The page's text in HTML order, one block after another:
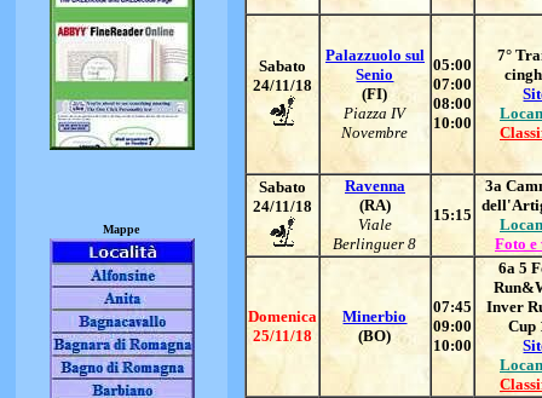
Sabato
24/11/18
Palazzuolo sul
Senio
(FI)
Piazza IV
Novembre
05:00
07:00
08:00
10:00
7°
Sabato
24/11/18
Ravenna
(RA)
Viale
Berlinguer 8
15:15
3a
Foto e
Domenica
25/11/18
Minerbio
(BO)
07:45
09:00
10:00
6a 5
Inver
Cup
Mappe